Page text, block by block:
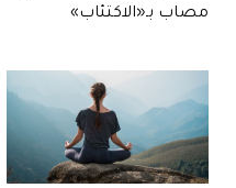
مصاب بـ«الاكتئاب»